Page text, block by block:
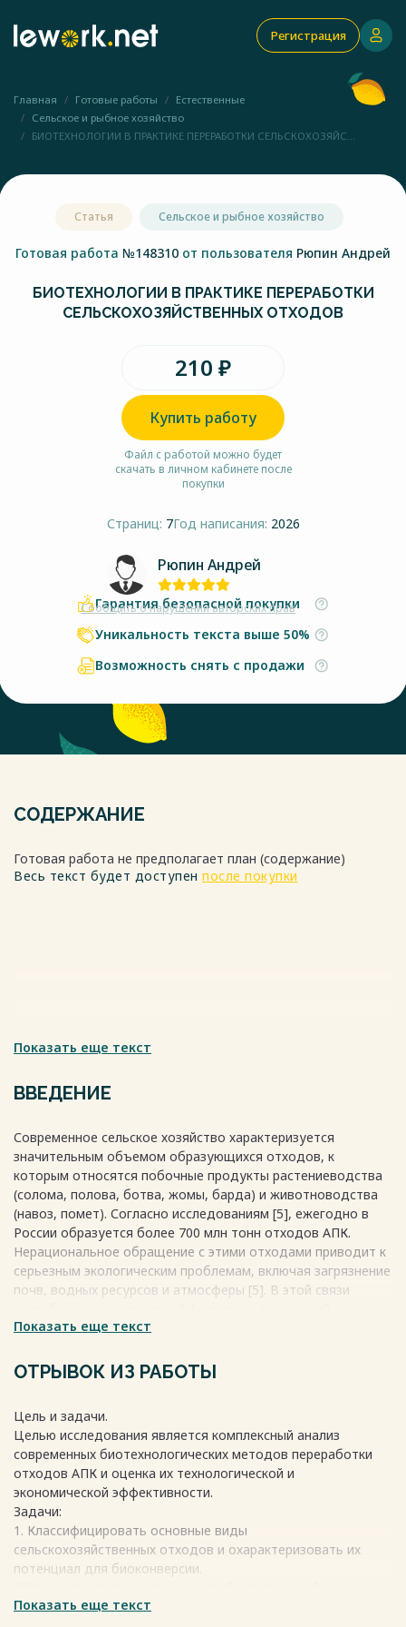
Регистрация
Главная Готовые работы
Естественные
Сельское и рыбное хозяйство
БИОТЕХНОЛОГИИ В ПРАКТИКЕ ПЕРЕРАБОТКИ СЕЛЬСКОХОЗЯЙС...
Статья Сельское и рыбное хозяйство
Готовая работа №148310 от пользователя Рюпин Андрей
БИОТЕХНОЛОГИИ В ПРАКТИКЕ ПЕРЕРАБОТКИ
СЕЛЬСКОХОЗЯЙСТВЕННЫХ ОТХОДОВ
210 ₽
Купить работу
Файл с работой можно будет
скачать в личном кабинете после
покупки
Страниц: 7Год написания: 2026
Рюпин Андрей
Сообщить о нарушении авторских прав
Гарантия безопасной покупки
Уникальность текста выше 50%
Возможность снять с продажи
СОДЕРЖАНИЕ
Готовая работа не предполагает план (содержание)
Весь текст будет доступен после покупки
Показать еще текст
ВВЕДЕНИЕ
Современное сельское хозяйство характеризуется
значительным объемом образующихся отходов, к
которым относятся побочные продукты растениеводства
(солома, полова, ботва, жомы, барда) и животноводства
(навоз, помет). Согласно исследованиям [5], ежегодно в
России образуется более 700 млн тонн отходов АПК.
Нерациональное обращение с этими отходами приводит к
серьезным экологическим проблемам, включая загрязнение
почв, водных ресурсов и атмосферы [5]. В этой связи
переработки агроотходов являются актуальной научно-
направлений является применение биотехнологических
Весь текст будет доступен
Показать еще текст
ОТРЫВОК ИЗ РАБОТЫ
Цель и задачи.
Целью исследования является комплексный анализ
современных биотехнологических методов переработки
отходов АПК и оценка их технологической и
экономической эффективности.
Задачи:
1. Классифицировать основные виды
сельскохозяйственных отходов и охарактеризовать их
потенциал для биоконверсии.
ферментативной переработки растительных остатков.
Показать еще текст